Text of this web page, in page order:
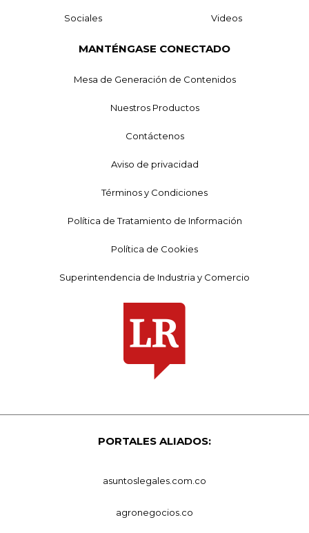
Sociales Videos
MANTÉNGASE CONECTADO
Mesa de Generación de Contenidos
Nuestros Productos
Contáctenos
Aviso de privacidad
Términos y Condiciones
Política de Tratamiento de Información
Política de Cookies
Superintendencia de Industria y Comercio
PORTALES ALIADOS:
asuntoslegales.com.co
agronegocios.co